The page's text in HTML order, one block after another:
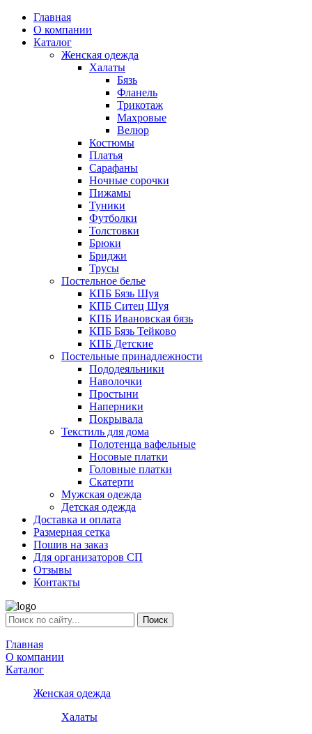
Главная
О компании
Каталог
Женская одежда
Халаты
Бязь
Фланель
Трикотаж
Махровые
Велюр
Костюмы
Платья
Сарафаны
Ночные сорочки
Пижамы
Туники
Футболки
Толстовки
Брюки
Бриджи
Трусы
Постельное белье
КПБ Бязь Шуя
КПБ Ситец Шуя
КПБ Ивановская бязь
КПБ Бязь Тейково
КПБ Детские
Постельные принадлежности
Пододеяльники
Наволочки
Простыни
Наперники
Покрывала
Текстиль для дома
Полотенца вафельные
Носовые платки
Головные платки
Скатерти
Мужская одежда
Детская одежда
Доставка и оплата
Размерная сетка
Пошив на заказ
Для организаторов СП
Отзывы
Контакты
Главная
О компании
Каталог
Женская одежда
Халаты